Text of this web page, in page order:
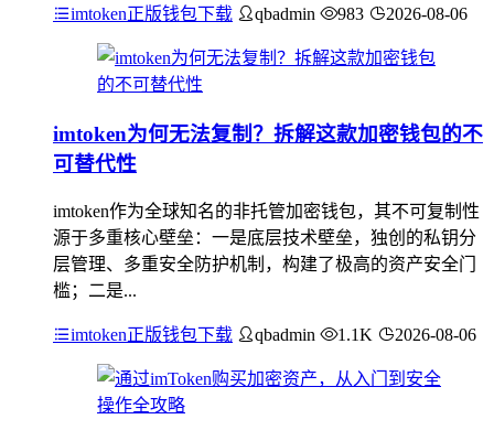
imtoken正版钱包下载 qbadmin 983 2026-08-06
imtoken为何无法复制？拆解这款加密钱包的不
可替代性
imtoken作为全球知名的非托管加密钱包，其不可复制性
源于多重核心壁垒：一是底层技术壁垒，独创的私钥分
层管理、多重安全防护机制，构建了极高的资产安全门
槛；二是...
imtoken正版钱包下载 qbadmin 1.1K 2026-08-06